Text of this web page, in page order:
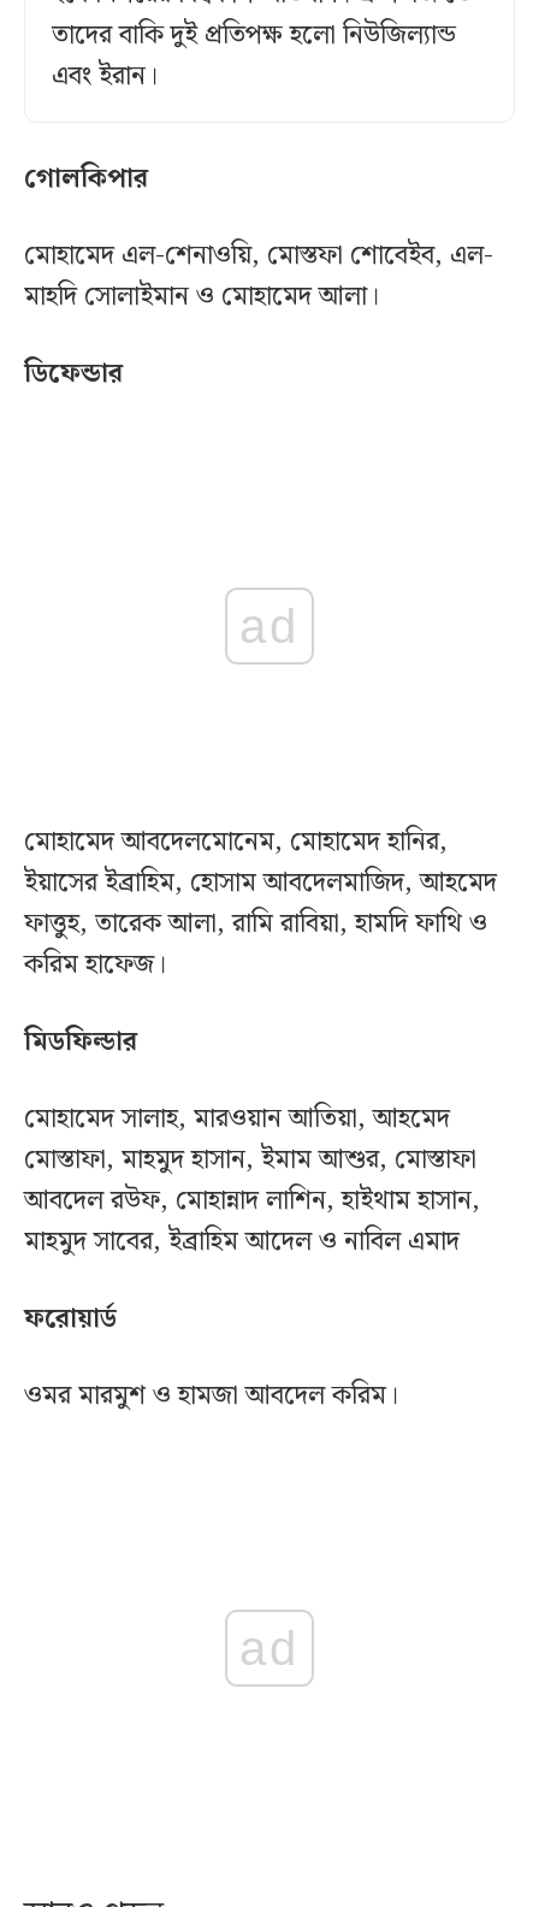
তাদের বাকি দুই প্রতিপক্ষ হলো নিউজিল্যান্ড
এবং ইরান।
গোলকিপার
মোহামেদ এল-শেনাওয়ি, মোস্তফা শোবেইব, এল-
মাহদি সোলাইমান ও মোহামেদ আলা।
ডিফেন্ডার
ad
মোহামেদ আবদেলমোনেম, মোহামেদ হানির,
ইয়াসের ইব্রাহিম, হোসাম আবদেলমাজিদ, আহমেদ
ফাত্তুহ, তারেক আলা, রামি রাবিয়া, হামদি ফাথি ও
করিম হাফেজ।
মিডফিল্ডার
মোহামেদ সালাহ, মারওয়ান আতিয়া, আহমেদ
মোস্তাফা, মাহমুদ হাসান, ইমাম আশুর, মোস্তাফা
আবদেল রউফ, মোহান্নাদ লাশিন, হাইথাম হাসান,
মাহমুদ সাবের, ইব্রাহিম আদেল ও নাবিল এমাদ
ফরোয়ার্ড
ওমর মারমুশ ও হামজা আবদেল করিম।
ad